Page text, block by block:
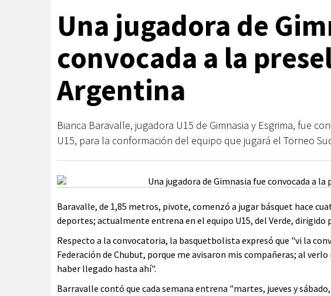
Una jugadora de
convocada a la
Argentina
Bianca Baravalle, jugadora U15 de Gimnasia y Esgrima, fue
U15, para la conformación del equipo que jugará el Torneo
Baravalle, de 1,85 metros, pivote, comenzó a jugar básquet hace
deportes; actualmente entrena en el equipo U15, del Verde, dirigido
Respecto a la convocatoria, la basquetbolista expresó que "vi la
Federación de Chubut, porque me avisaron mis compañeras; al
haber llegado hasta ahí".
Barravalle contó que cada semana entrena "martes, jueves y